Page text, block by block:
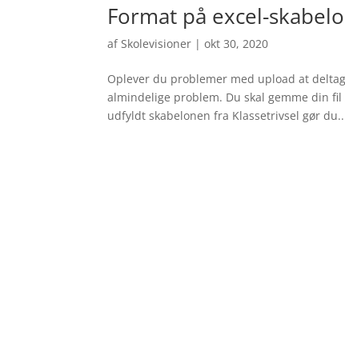
Format på excel-
afSkolevisioner |okt 30, 2020
Oplever du problemer med upload at
almindelige problem. Du skal gemme din fil
udfyldt skabelonen fra Klassetrivsel gør